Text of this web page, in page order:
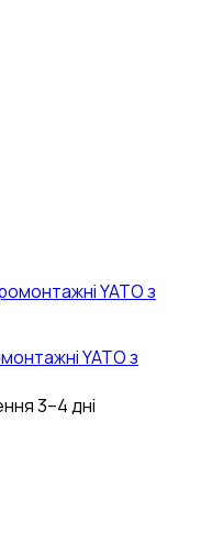
YATO з
3–4 дні